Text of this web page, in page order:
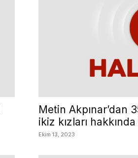
Metin Akpınar’dan
ikiz kızları
Ekim 13, 2023